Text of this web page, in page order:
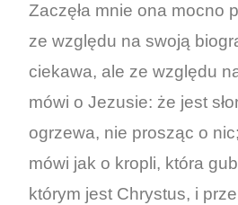
Zaczęła mnie ona mocno
ze względu na swoją
ciekawa, ale ze względu
mówi o Jezusie: że jest
ogrzewa, nie prosząc o
mówi jak o kropli, która
którym jest Chrystus, i